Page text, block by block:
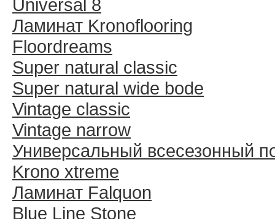
Universal 8
Ламинат Kronoflooring
Floordreams
Super natural classic
Super natural wide bode
Vintage classic
Vintage narrow
Универсальный всесезонный
Krono xtreme
Ламинат Falquon
Blue Line Stone